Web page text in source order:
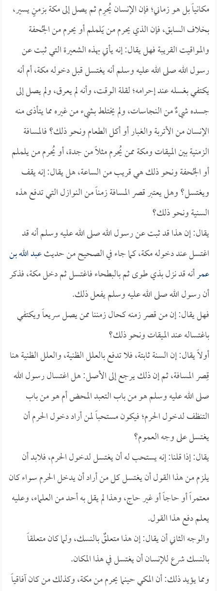
مكانياً بل هو زماني؛ فإن الإنسان يُحرِم ثم يصل إلى مكة بزمنٍ يسير،
بخلاف السابق، فإن الذي يحرم من يَلملم أو يحرم من الجُحفة
والمواقيت القريبة فهل يقال: إنه يأتي بهذه الشعيرة التي ثبت عن
رسول الله صلى الله عليه وسلم أنه يغتسل قبل دخوله مكة، أم أنه
يكتفي بغسله عند إحرامه؛ لقلة الوقت، وأنه لم يعرق، ولم يصل إلى
جسده شيءٌ من النجاسات، ولم يختلط بشيء من غيره مما يتأذى منه
الإنسان من الأتربة والغبار أو أكل الطعام ونحو ذلك؟ فالمسافة
الزمنية بين الميقات ومكة ممن يُحرم مثلاً من جدة، أو يُحرم من يلملم
أو الجُحفة ونحو ذلك هي قريب من الساعة، هل يقال: إنه يقف
ويغتسل؟ وهل يعتبر قصر المسافة زمناً من النوازل التي تدفع هذه
السنية ونحو ذلك؟
يقال: إن هذا قد ثبت عن رسول الله صلى الله عليه وسلم أنه قد
اغتسل عند دخوله مكة، كما جاء في الصحيح من حديثعبد الله بن
عمرأنه قد نزل بذي طوى ثم بالبطحاء فاغتسل ثم دخل مكة، فذكر
أن رسول الله صلى الله عليه وسلم يفعل ذلك.
فهل يقال: إن من قصر زمنه كحال زمننا ممن يصل سريعاً ويكتفي
باغتساله عند الميقات ونحو ذلك؟
أولاً يقال: إن السنة ثابتة، فلا تدفع بالعلل الظنية، والعلل الظنية هنا
قِصر المسافة، ثم إن ذلك يرجع إلى الأصل: هل اغتسال رسول الله
صلى الله عليه وسلم هو من باب التعبد المحض أم هو من باب
التنظف لدخول الحرم؛ فيكون مستحباً لمن أراد دخول الحرم أن
يغتسل على وجه العموم؟
يقال: إذا قلنا: إنه يستحب له أن يغتسل لدخول الحرم، فلابد أن
يلزم من هذا القول أن يغتسل كل من أراد أن يدخل الحرم سواء كان
معتمراً أو حاجاً أو غير حاج، وهذا لم يقل به أحد من العلماء، وعليه
يعلم دفع هذا القول.
والوجه الثاني أن يقال: إن هذا متعلقٌ بالنسك، ولما كان متعلقاً
بالنسك شرع للإنسان أن يغتسل في هذا المكان.
ومما يؤيد ذلك: أن المكي حينما يحرم من مكة، وكذلك من كان آفاقياً